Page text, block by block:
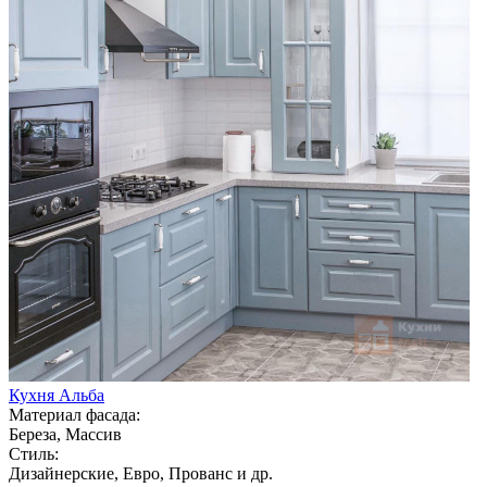
Кухня Альба
Материал фасада:
Береза, Массив
Стиль:
Дизайнерские, Евро, Прованс и др.